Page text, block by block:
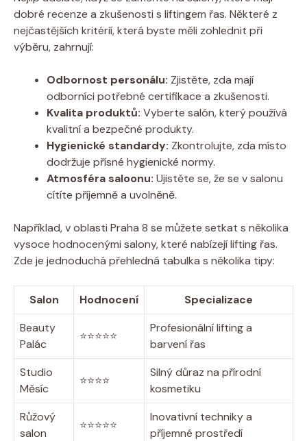
dobré recenze a zkušenosti s liftingem řas. Některé z
nejčastějších kritérií, která byste měli zohlednit při⁤
výběru, zahrnují:
Odbornost personálu: Zjistěte, zda mají
odborníci potřebné certifikace a zkušenosti.
Kvalita produktů: Vyberte salón, který ⁣používá
kvalitní ⁢a bezpečné produkty.
Hygienické standardy: Zkontrolujte, ⁣zda místo
dodržuje přísné⁣ hygienické normy.
Atmosféra saloonu: Ujistěte​ se, že se v salonu
cítíte příjemně a uvolněně.
Například, ⁣v ‌oblasti Praha 8 se můžete setkat s několika
⁢vysoce hodnocenými ‌salony, které nabízejí⁣ lifting řas.
Zde je ⁢jednoduchá přehledná tabulka s několika tipy:
Salon Hodnocení
Specializace
Beauty
Palác
⭐⭐⭐⭐⭐
Profesionální‌ lifting a
barvení řas
Studio
Měsíc
⭐⭐⭐⭐
Silný důraz na přírodní
kosmetiku
Růžový
salon
⭐⭐⭐⭐⭐
Inovativní techniky a
příjemné prostředí